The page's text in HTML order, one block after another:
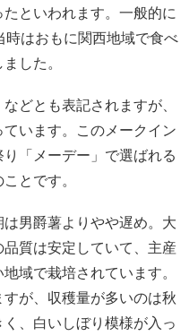
といわれます。一般的に
はおもに関西地域で食べ
した。
どとも表記されますが、
います。このメークイン
「メーデー」で選ばれる
とです。
男爵薯よりやや遅め。大
質は安定していて、主産
域で栽培されています。
が、収穫量が多いのは秋
、白いしぼり模様が入っ